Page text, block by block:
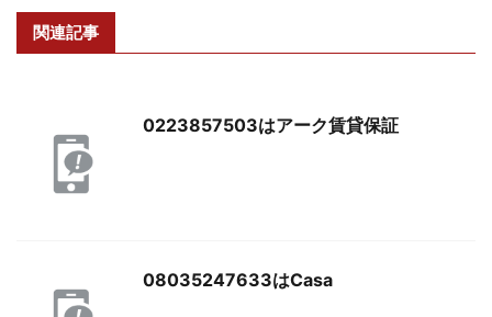
関連記事
0223857503はアーク賃貸保証
08035247633はCasa